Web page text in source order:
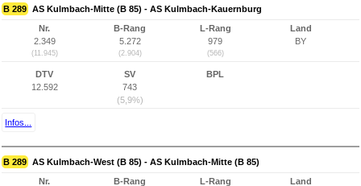
B 289 AS Kulmbach-Mitte (B 85) - AS Kulmbach-Kauernburg
Nr.
2.349
(11.945)
B-Rang
5.272
(2.904)
L-Rang
979
(566)
Land
BY
DTV
12.592
SV
743
(5,9%)
BPL
Infos...
B 289 AS Kulmbach-West (B 85) - AS Kulmbach-Mitte (B 85)
Nr. B-Rang L-Rang Land